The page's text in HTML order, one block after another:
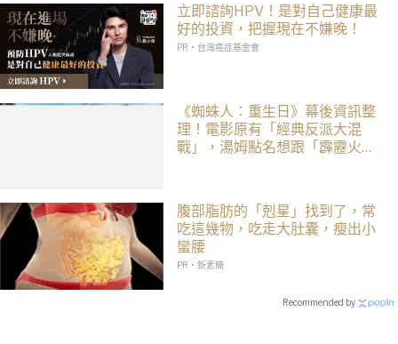
立即諮詢HPV！是對自己健康最
好的投資，把握現在不嫌晚！
PR・台灣癌症基金會
《蜘蛛人：重生日》幕後資訊整
理！電影原有「經典反派大混
戰」，湯姆點名想跟「霹靂火」
腹部脂肪的「剋星」找到了，常
吃這幾物，吃走大肚囊，瘦出小
蠻腰
PR・新素簡
Recommended by